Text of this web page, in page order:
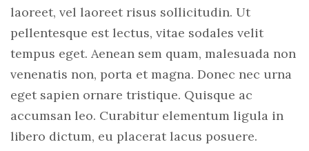
laoreet, vel laoreet risus sollicitudin. Ut
pellentesque est lectus, vitae sodales velit
tempus eget. Aenean sem quam, malesuada non
venenatis non, porta et magna. Donec nec urna
eget sapien ornare tristique. Quisque ac
accumsan leo. Curabitur elementum ligula in
libero dictum, eu placerat lacus posuere.